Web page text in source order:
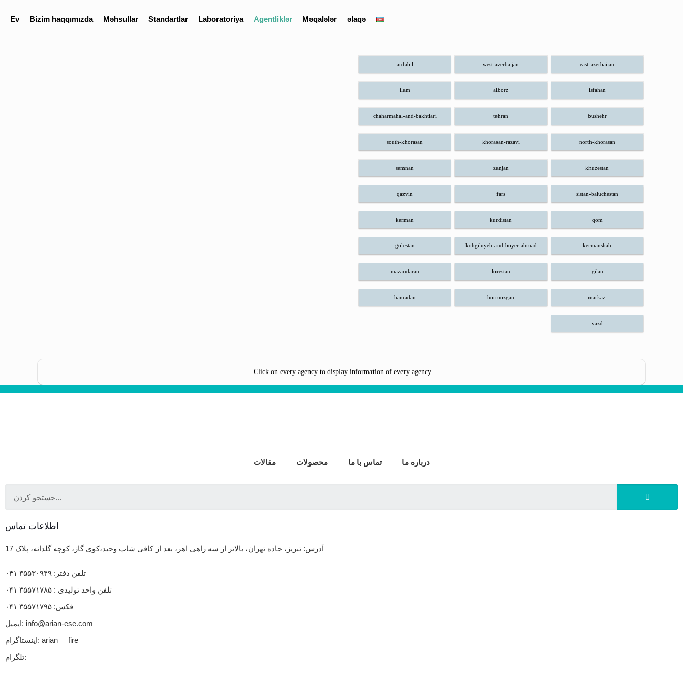
Ev Bizim haqqımızda Məhsullar Standartlar Laboratoriya Agentliklər Məqalələr əlaqə
east-azerbaijan
west-azerbaijan
ardabil
isfahan
alborz
ilam
bushehr
tehran
chaharmahal-and-bakhtiari
north-khorasan
khorasan-razavi
south-khorasan
khuzestan
zanjan
semnan
sistan-baluchestan
fars
qazvin
qom
kurdistan
kerman
kermanshah
kohgiluyeh-and-boyer-ahmad
golestan
gilan
lorestan
mazandaran
markazi
hormozgan
hamadan
yazd
Click on every agency to display information of every agency.
مقالات محصولات تماس با ما درباره ما
اطلاعات تماس
آدرس: تبریز، جاده تهران، بالاتر از سه راهی اهر، بعد از کافی شاپ وحید،کوی گاز، کوچه گلدانه، پلاک 17
تلفن دفتر: ۳۵۵۳۰۹۴۹ ۰۴۱
تلفن واحد تولیدی : ۳۵۵۷۱۷۸۵ ۰۴۱
فکس: ۳۵۵۷۱۷۹۵ ۰۴۱
ایمیل: info@arian-ese.com
اینستاگرام: arian_ _fire
تلگرام: